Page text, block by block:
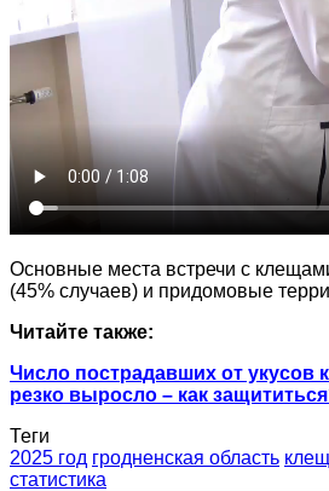
Основные места встречи с
(45% случаев) и придомовые
Читайте также:
Число пострадавших от укусов
резко выросло – как
Теги
2025 год гродненская область
статистика